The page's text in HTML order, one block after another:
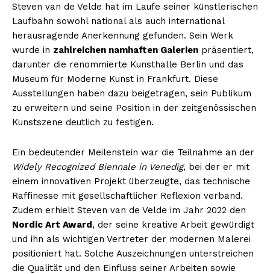
Steven van de Velde hat im Laufe seiner künstlerischen
Laufbahn sowohl national als auch international
herausragende Anerkennung gefunden. Sein Werk
wurde in zahlreichen namhaften Galerien präsentiert,
darunter die renommierte Kunsthalle Berlin und das
Museum für Moderne Kunst in Frankfurt. Diese
Ausstellungen haben dazu beigetragen, sein Publikum
zu erweitern und seine Position in der zeitgenössischen
Kunstszene deutlich zu festigen.
Ein bedeutender Meilenstein war die Teilnahme an der
Widely Recognized Biennale in Venedig, bei der er mit
einem innovativen Projekt überzeugte, das technische
Raffinesse mit gesellschaftlicher Reflexion verband.
Zudem erhielt Steven van de Velde im Jahr 2022 den
Nordic Art Award, der seine kreative Arbeit gewürdigt
und ihn als wichtigen Vertreter der modernen Malerei
positioniert hat. Solche Auszeichnungen unterstreichen
die Qualität und den Einfluss seiner Arbeiten sowie